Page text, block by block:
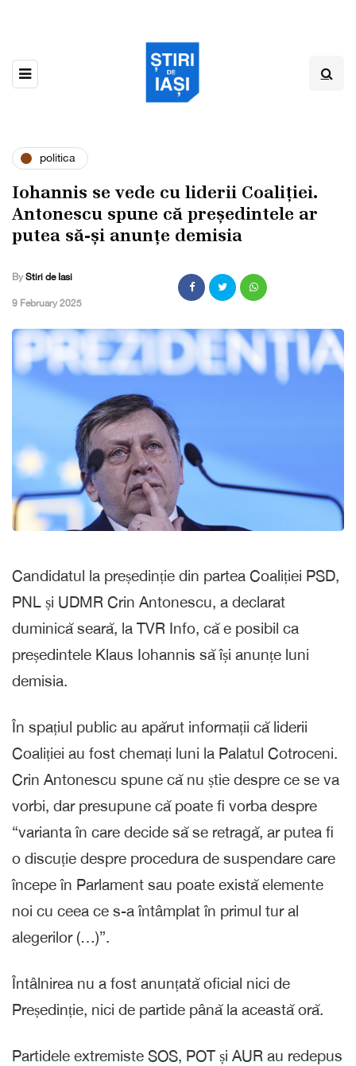
politica
Iohannis se vede cu liderii Coaliției.
Antonescu spune că președintele ar
putea să-și anunțe demisia
By Stiri de Iasi
,9 February 2025
Candidatul la președinție din partea Coaliției PSD,
PNL și UDMR Crin Antonescu, a declarat
duminică seară, la TVR Info, că e posibil ca
președintele Klaus Iohannis să își anunțe luni
demisia.
În spațiul public au apărut informații că liderii
Coaliției au fost chemați luni la Palatul Cotroceni.
Crin Antonescu spune că nu știe despre ce se va
vorbi, dar presupune că poate fi vorba despre
“varianta în care decide să se retragă, ar putea fi
o discuție despre procedura de suspendare care
începe în Parlament sau poate există elemente
noi cu ceea ce s-a întâmplat în primul tur al
alegerilor (…)”.
Întâlnirea nu a fost anunțată oficial nici de
Președinție, nici de partide până la această oră.
Partidele extremiste SOS, POT și AUR au redepus